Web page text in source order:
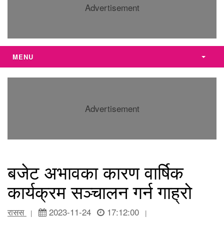
Advertisement
MENU
Advertisement
बजेट अभावका कारण वार्षिक
कार्यक्रम सञ्चालन गर्न गाह्रो
रासस | 2023-11-24 17:12:00 |